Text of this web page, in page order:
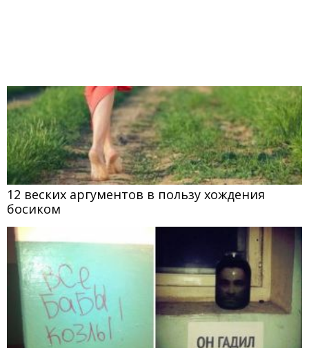
12 веских аргументов в пользу хождения
босиком